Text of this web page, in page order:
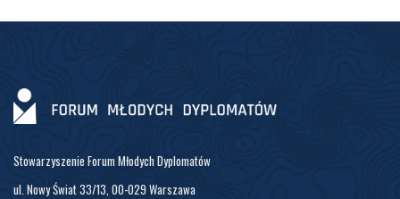
Stowarzyszenie Forum Młodych Dyplomatów
ul. Nowy Świat 33/13, 00-029 Warszawa